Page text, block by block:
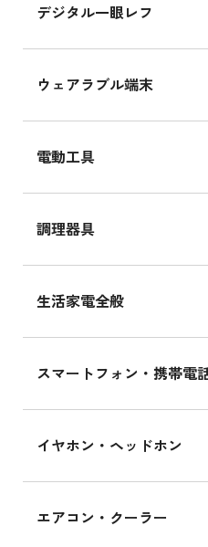
デジタル一眼レフ
ウェアラブル端末
電動工具
調理器具
生活家電全般
スマートフォン・携帯電
イヤホン・ヘッドホン
エアコン・クーラー